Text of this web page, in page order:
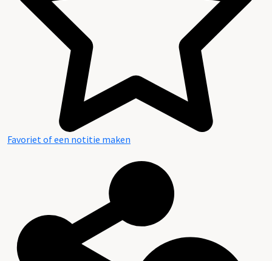
Inventaris (nieuw)
Favoriet of een notitie maken